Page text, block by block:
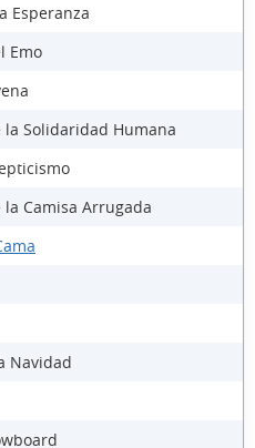
Esperanza
Emo
Solidaridad Humana
Camisa Arrugada
Navidad